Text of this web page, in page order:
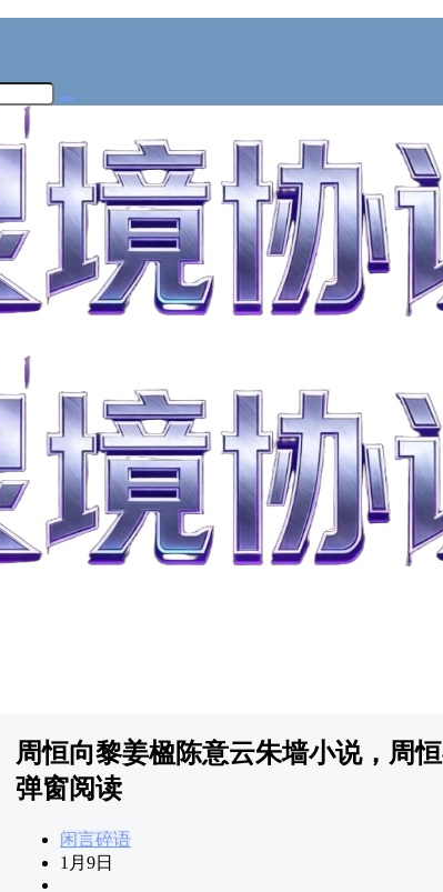
周恒向黎姜楹陈意云朱墙小说，周
弹窗阅读
闲言碎语
1月9日